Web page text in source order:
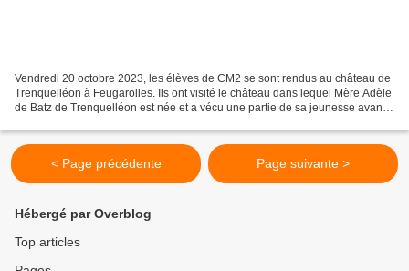
Vendredi 20 octobre 2023, les élèves de CM2 se sont rendus au château de
Trenquelléon à Feugarolles. Ils ont visité le château dans lequel Mère Adèle
de Batz de Trenquelléon est née et a vécu une partie de sa jeunesse avant
< Page précédente Page suivante >
Hébergé par Overblog
Top articles